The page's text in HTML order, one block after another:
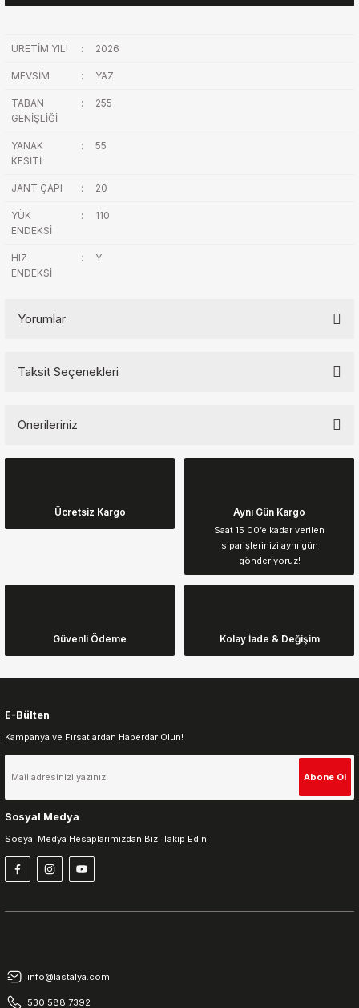
ÜRETİM YILI : 2026
MEVSİM : YAZ
TABAN
GENİŞLİĞİ
: 255
YANAK
KESİTİ
: 55
JANT ÇAPI : 20
YÜK
ENDEKSİ
: 110
HIZ
ENDEKSİ
: Y
Yorumlar
Taksit Seçenekleri
Önerileriniz
Görüş ve önerileriniz için teşekkür ederiz.
Ürün resmi kalitesiz, bozuk veya görüntülenemiyor.
Ürün açıklamasında eksik bilgiler bulunuyor.
Gönder
Ücretsiz Kargo Aynı Gün Kargo
Saat 15:00’e kadar verilen
siparişlerinizi aynı gün
gönderiyoruz!
Güvenli Ödeme Kolay İade & Değişim
E-Bülten
Kampanya ve Fırsatlardan Haberdar Olun!
Abone Ol
Sosyal Medya
Sosyal Medya Hesaplarımızdan Bizi Takip Edin!
info@lastalya.com
530 588 7392